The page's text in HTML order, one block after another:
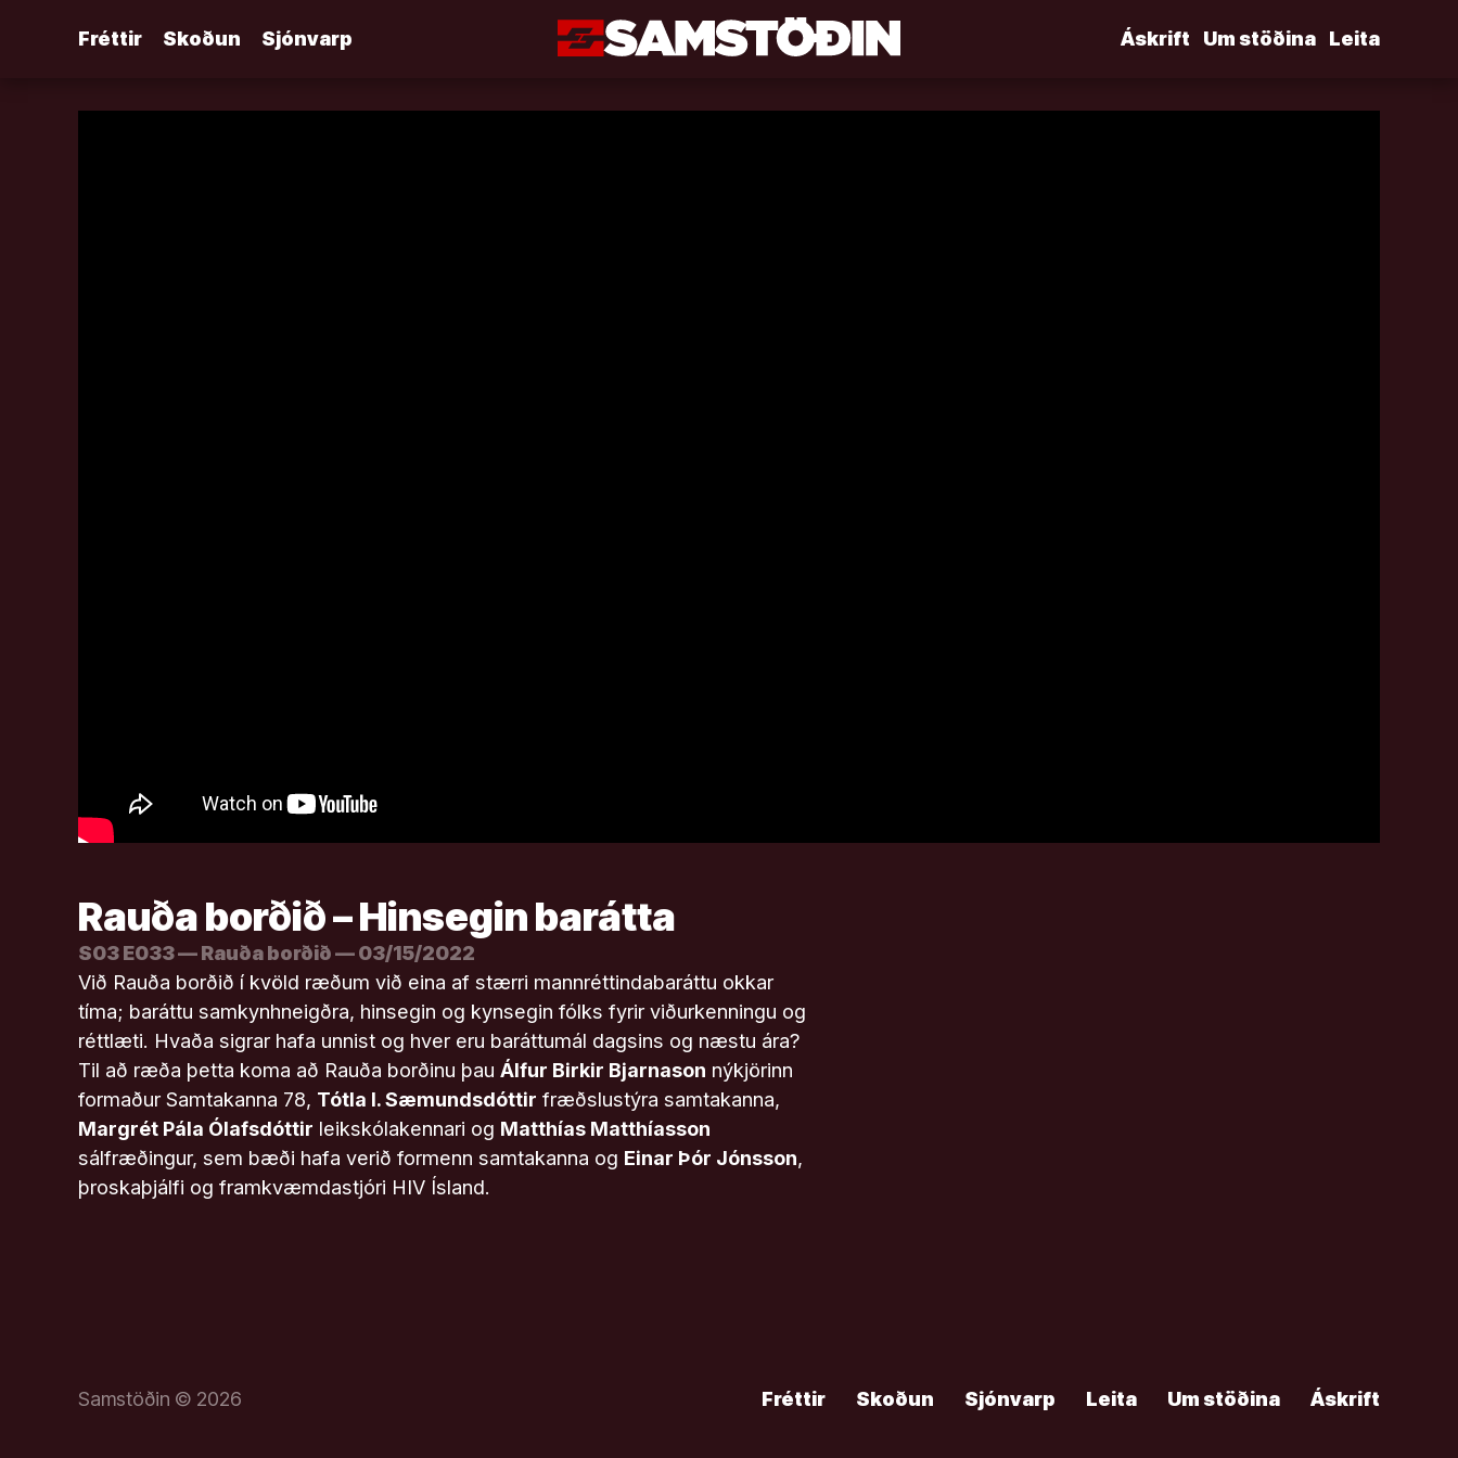
Fréttir Skoðun Sjónvarp Leita
Um stöðina
Áskrift
Rauða borðið – Hinsegin barátta
S03 E033 — Rauða borðið — 03/15/2022
Við Rauða borðið í kvöld ræðum við eina af stærri mannréttindabaráttu okkar
tíma; baráttu samkynhneigðra, hinsegin og kynsegin fólks fyrir viðurkenningu og
réttlæti. Hvaða sigrar hafa unnist og hver eru baráttumál dagsins og næstu ára?
Til að ræða þetta koma að Rauða borðinu þau Álfur Birkir Bjarnason nýkjörinn
formaður Samtakanna 78, Tótla I. Sæmundsdóttir fræðslustýra samtakanna,
Margrét Pála Ólafsdóttir leikskólakennari og Matthías Matthíasson
sálfræðingur, sem bæði hafa verið formenn samtakanna og Einar Þór Jónsson,
þroskaþjálfi og framkvæmdastjóri HIV Ísland.
Samstöðin © 2026 Fréttir Skoðun Sjónvarp Leita Um stöðina Áskrift